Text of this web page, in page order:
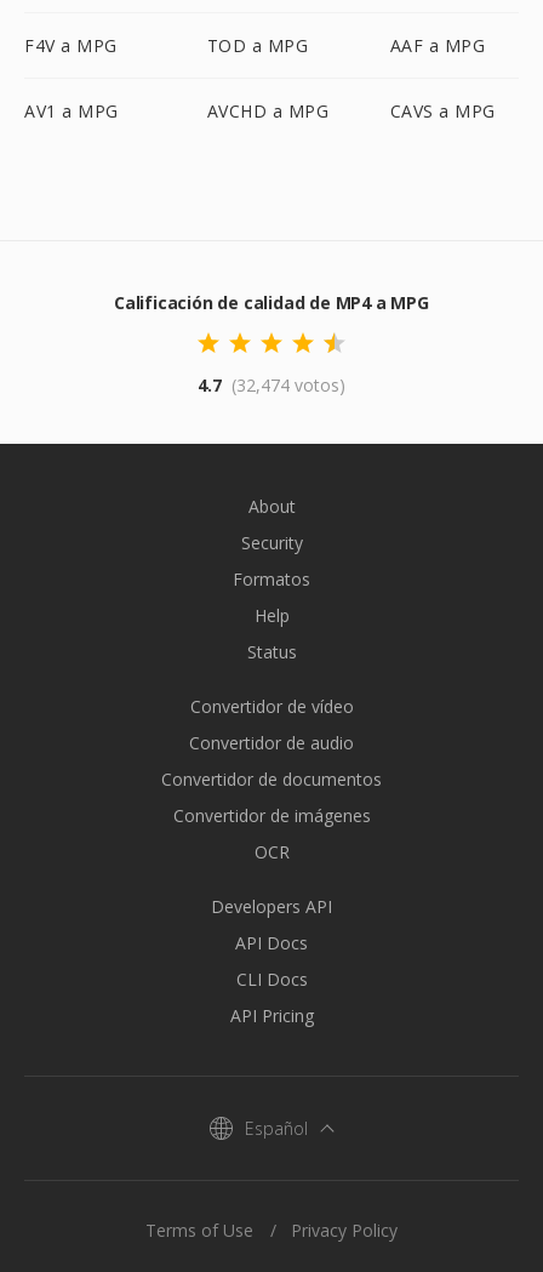
F4V a MPG TOD a MPG AAF a MPG
AV1 a MPG AVCHD a MPG CAVS a MPG
Calificación de calidad de MP4 a MPG
4.7 (32,474 votos)
About
Security
Formatos
Help
Status
Convertidor de vídeo
Convertidor de audio
Convertidor de documentos
Convertidor de imágenes
OCR
Developers API
API Docs
CLI Docs
API Pricing
Español
Terms of Use Privacy Policy